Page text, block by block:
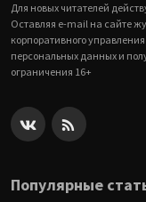
Для новых читателей
Оставляя e-mail на сайте
корпоративного
персональных данных и
ограничения 16+
Популярные